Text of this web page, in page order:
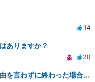
14
ありますか？
20
離婚調停で相手側の弁護士が理由を言わずに終わった場合の対応について